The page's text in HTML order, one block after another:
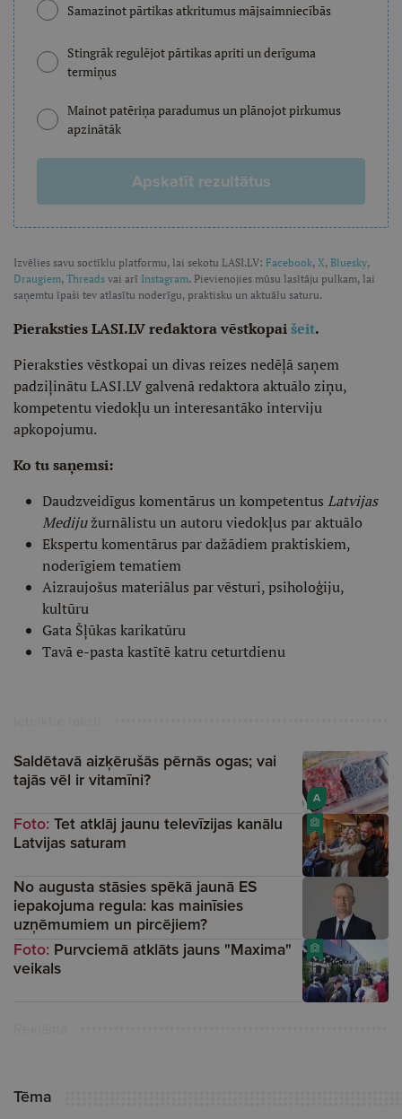
Samazinot pārtikas atkritumus mājsaimniecībās
Stingrāk regulējot pārtikas apriti un derīguma
termiņus
Mainot patēriņa paradumus un plānojot pirkumus
apzinātāk
Apskatīt rezultātus
Izvēlies savu soctīklu platformu, lai sekotu LASI.LV: Facebook, X, Bluesky,
Draugiem, Threads vai arī Instagram. Pievienojies mūsu lasītāju pulkam, lai
saņemtu īpaši tev atlasītu noderīgu, praktisku un aktuālu saturu.
Pieraksties LASI.LV redaktora vēstkopaišeit.
Pieraksties vēstkopai un divas reizes nedēļā saņem
padziļinātu LASI.LV galvenā redaktora aktuālo ziņu,
kompetentu viedokļu un interesantāko interviju
apkopojumu.
Ko tu saņemsi:
Daudzveidīgus komentārus un kompetentus Latvijas
Medijužurnālistu un autoru viedokļus par aktuālo
Ekspertu komentārus par dažādiem praktiskiem,
noderīgiem tematiem
Aizraujošus materiālus par vēsturi, psiholoģiju,
kultūru
Gata Šļūkas karikatūru
Tavā e-pasta kastītē katru ceturtdienu
A
Saldētavā aizķērušās pērnās ogas; vai
tajās vēl ir vitamīni?
Foto: Tet atklāj jaunu televīzijas kanālu
Latvijas saturam
No augusta stāsies spēkā jaunā ES
iepakojuma regula: kas mainīsies
uzņēmumiem un pircējiem?
Foto: Purvciemā atklāts jauns "Maxima"
veikals
Tēma